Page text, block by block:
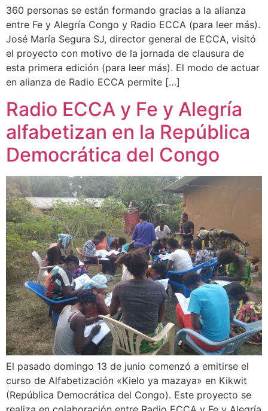
360 personas se están formando gracias a la alianza
entre Fe y Alegría Congo y Radio ECCA (para leer más).
José María Segura SJ, director general de ECCA, visitó
el proyecto con motivo de la jornada de clausura de
esta primera edición (para leer más). El modo de actuar
en alianza de Radio ECCA permite […]
Radio ECCA y Fe y Alegría
alfabetizan en la República
Democrática del Congo
El pasado domingo 13 de junio comenzó a emitirse el
curso de Alfabetización «Kielo ya mazaya» en Kikwit
(República Democrática del Congo). Este proyecto se